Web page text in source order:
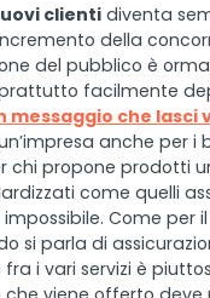
clienti diventa
della
del pubblico è
facilmente
messaggio che lasci
anche per i
chi propone prodotti
come quelli
Come per
si parla di
i vari servizi è